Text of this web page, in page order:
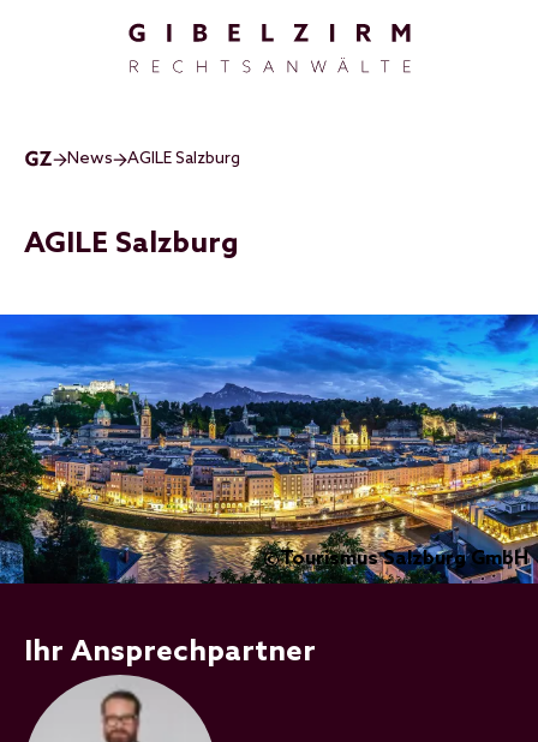
News AGILE Salzburg
AGILE Salzburg
©Tourismus Salzburg GmbH
Ihr Ansprechpartner